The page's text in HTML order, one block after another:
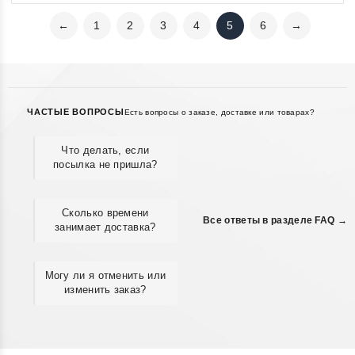
← 1 2 3 4 5 6 →
ЧАСТЫЕ ВОПРОСЫ Есть вопросы о заказе, доставке или товарах?
Что делать, если
посылка не пришла?
Сколько времени
занимает доставка?
Могу ли я отменить или
изменить заказ?
Все ответы в разделе FAQ →